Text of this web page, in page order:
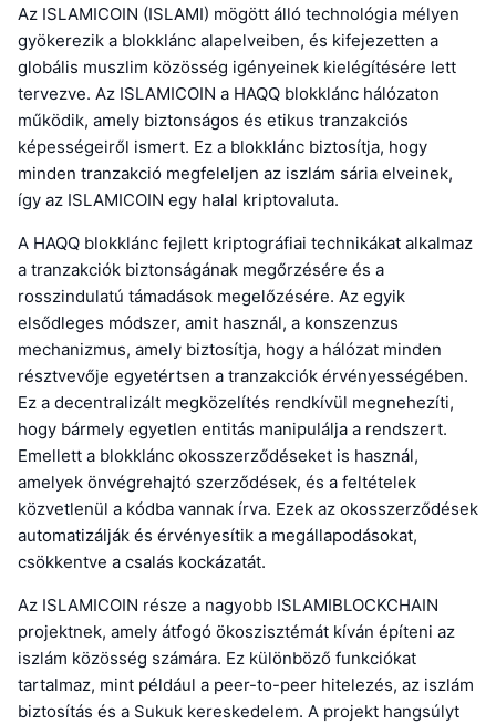
Az ISLAMICOIN (ISLAMI) mögött álló technológia mélyen
gyökerezik a blokklánc alapelveiben, és kifejezetten a
globális muszlim közösség igényeinek kielégítésére lett
tervezve. Az ISLAMICOIN a HAQQ blokklánc hálózaton
működik, amely biztonságos és etikus tranzakciós
képességeiről ismert. Ez a blokklánc biztosítja, hogy
minden tranzakció megfeleljen az iszlám sária elveinek,
így az ISLAMICOIN egy halal kriptovaluta.
A HAQQ blokklánc fejlett kriptográfiai technikákat alkalmaz
a tranzakciók biztonságának megőrzésére és a
rosszindulatú támadások megelőzésére. Az egyik
elsődleges módszer, amit használ, a konszenzus
mechanizmus, amely biztosítja, hogy a hálózat minden
résztvevője egyetértsen a tranzakciók érvényességében.
Ez a decentralizált megközelítés rendkívül megnehezíti,
hogy bármely egyetlen entitás manipulálja a rendszert.
Emellett a blokklánc okosszerződéseket is használ,
amelyek önvégrehajtó szerződések, és a feltételek
közvetlenül a kódba vannak írva. Ezek az okosszerződések
automatizálják és érvényesítik a megállapodásokat,
csökkentve a csalás kockázatát.
Az ISLAMICOIN része a nagyobb ISLAMIBLOCKCHAIN
projektnek, amely átfogó ökoszisztémát kíván építeni az
iszlám közösség számára. Ez különböző funkciókat
tartalmaz, mint például a peer-to-peer hitelezés, az iszlám
biztosítás és a Sukuk kereskedelem. A projekt hangsúlyt